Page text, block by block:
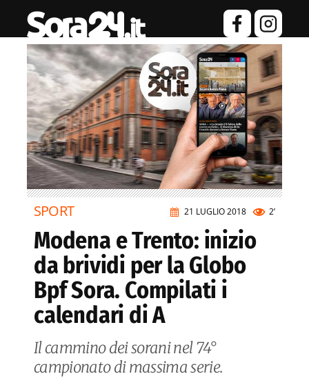
21 LUGLIO 2018 2’
SPORT
Modena e Trento: inizio
da brividi per la Globo
Bpf Sora. Compilati i
calendari di A
Il cammino dei sorani nel 74°
campionato di massima serie.